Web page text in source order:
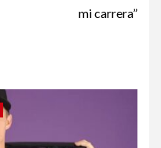
mi carrera”